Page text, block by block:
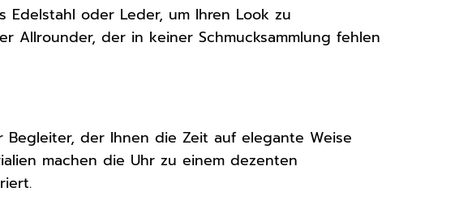
Edelstahl oder Leder, um Ihren Look zu
Allrounder, der in keiner Schmucksammlung fehlen
Begleiter, der Ihnen die Zeit auf elegante Weise
machen die Uhr zu einem dezenten